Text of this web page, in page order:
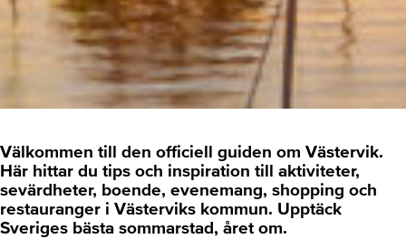
Välkommen till den officiell guiden om Västervik.
Här hittar du tips och inspiration till aktiviteter,
sevärdheter, boende, evenemang, shopping och
restauranger i Västerviks kommun. Upptäck
Sveriges bästa sommarstad, året om.